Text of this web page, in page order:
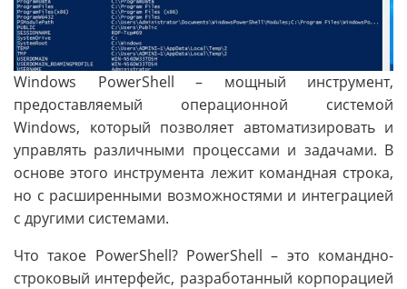
Windows PowerShell – мощный инструмент,
предоставляемый операционной системой
Windows, который позволяет автоматизировать и
управлять различными процессами и задачами. В
основе этого инструмента лежит командная строка,
но с расширенными возможностями и интеграцией
с другими системами.
Что такое PowerShell? PowerShell – это командно-
строковый интерфейс, разработанный корпорацией